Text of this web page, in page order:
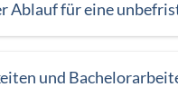
Ablauf für eine
und